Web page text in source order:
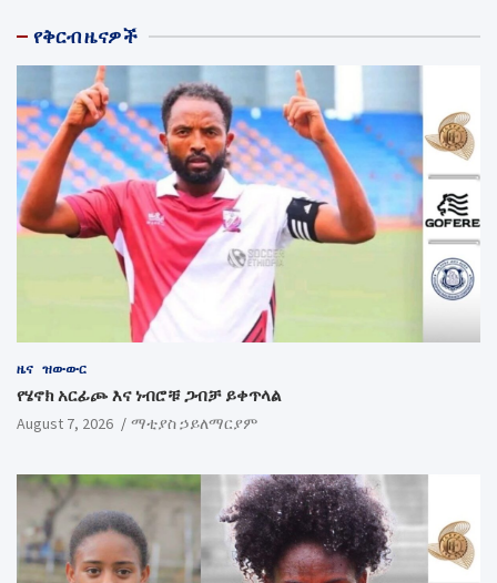
የቅርብ ዜናዎች
ዜና ዝውውር
የሄኖክ አርፊጮ እና ነብሮቹ ጋብቻ ይቀጥላል
August 7, 2026 ማቲያስ ኃይለማርያም